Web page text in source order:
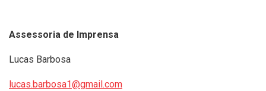
Assessoria de Imprensa
Lucas Barbosa
lucas.barbosa1@gmail.com